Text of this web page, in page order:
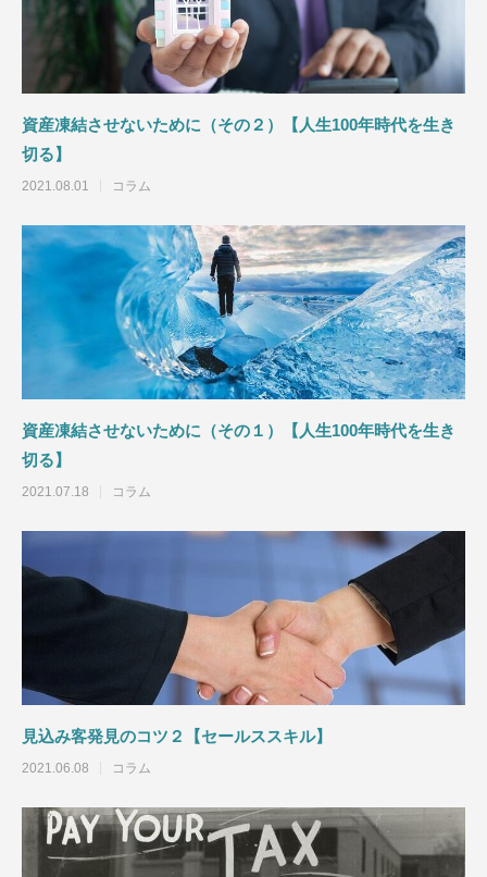
見込み客発見のコツ２【セールススキル】
2021.06.08
見込み客発見のコ
研修の終わり方【研修構築のコツ】
2021.10.03
研修依頼者の要望
資産凍結させないために（その２）【人生100年時代を生き
切る】
2021.08.01 コラム
資産凍結させないために（その１）【人生100年時代を生き
切る】
2021.07.18 コラム
見込み客発見のコツ２【セールススキル】
2021.06.08 コラム